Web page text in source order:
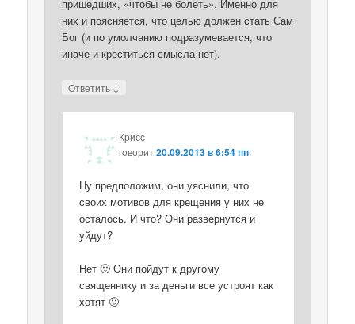
пришедших, «чтобы не болеть». Именно для
них и поясняется, что целью должен стать Сам
Бог (и по умолчанию подразумевается, что
иначе и креститься смысла нет).
Ответить ↓
Крисс
говорит 20.09.2013 в 6:54 пп:
Ну предположим, они уяснили, что
своих мотивов для крещения у них не
осталось. И что? Они развернутся и
уйдут?
Нет 🙂 Они пойдут к другому
священнику и за деньги все устроят как
хотят 🙂